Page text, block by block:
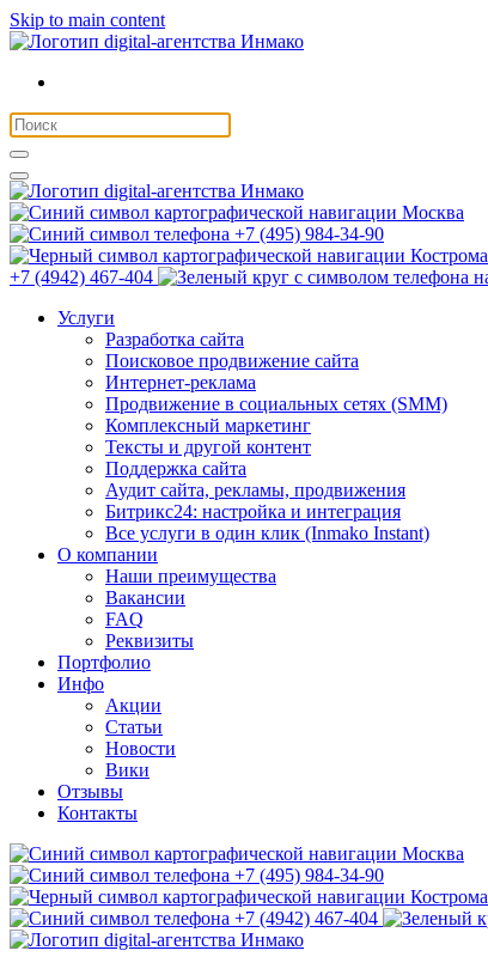
Skip to main content
Москва
+7 (495) 984-34-90
Кострома
+7 (4942) 467-404
Услуги
Разработка сайта
Поисковое продвижение сайта
Интернет-реклама
Продвижение в социальных сетях (SMM)
Комплексный маркетинг
Тексты и другой контент
Поддержка сайта
Аудит сайта, рекламы, продвижения
Битрикс24: настройка и интеграция
Все услуги в один клик (Inmako Instant)
О компании
Наши преимущества
Вакансии
FAQ
Реквизиты
Портфолио
Инфо
Акции
Статьи
Новости
Вики
Отзывы
Контакты
Москва
+7 (495) 984-34-90
Кострома
+7 (4942) 467-404